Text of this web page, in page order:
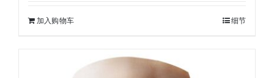
加入购物车 细节